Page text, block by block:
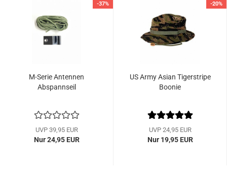
-37%
M-Serie Antennen
Abspannseil
UVP 39,95 EUR
Nur 24,95 EUR
-20%
US Army Asian Tigerstripe
Boonie
UVP 24,95 EUR
Nur 19,95 EUR